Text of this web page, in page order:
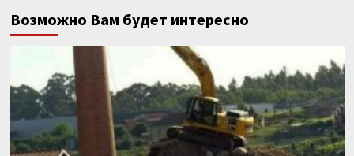
Возможно Вам будет интересно